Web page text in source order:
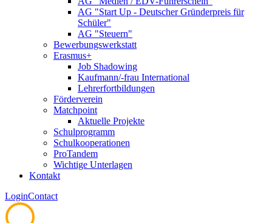
AG "Start Up - Deutscher Gründerpreis für
Schüler"
AG "Steuern"
Bewerbungswerkstatt
Erasmus+
Job Shadowing
Kaufmann/-frau International
Lehrerfortbildungen
Förderverein
Matchpoint
Aktuelle Projekte
Schulprogramm
Schulkooperationen
ProTandem
Wichtige Unterlagen
Kontakt
LoginContact